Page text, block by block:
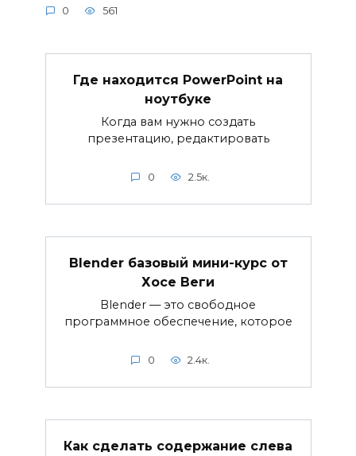
0 561
Где находится PowerPoint на
ноутбуке
Когда вам нужно создать
презентацию, редактировать
0 2.5к.
Blender базовый мини-курс от
Хосе Веги
Blender — это свободное
программное обеспечение, которое
0 2.4к.
Как сделать содержание слева